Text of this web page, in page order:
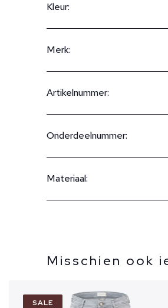
Kleur:
Merk:
Artikelnummer:
Onderdeelnummer:
Materiaal:
Misschien ook
SALE